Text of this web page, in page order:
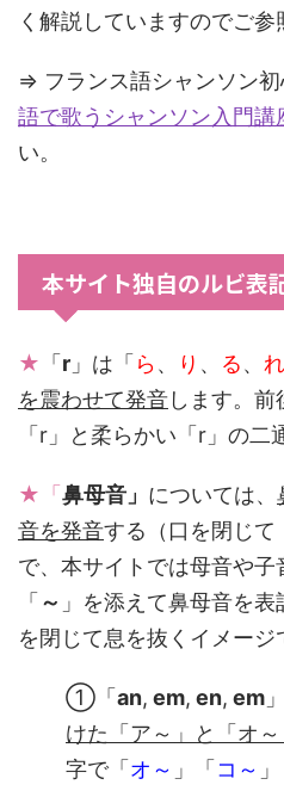
く解説していますのでご参
⇒ フランス語シャンソン初
語で歌うシャンソン入門講
い。
本サイト独自のルビ表
★ 「 r 」は「 ら、 り 、 る、 れ
を震わせて発音します。
「r」と柔らかい「r」の二
★「 鼻母音」 については、
音を発音する（口を閉じて
で、本サイトでは母音や
「 ～ 」を添えて鼻母音を
を閉じて息を抜くイメージ
①「 an, em, en, em
けた「ア～」と「オ～
字で「 オ～ 」「 コ～